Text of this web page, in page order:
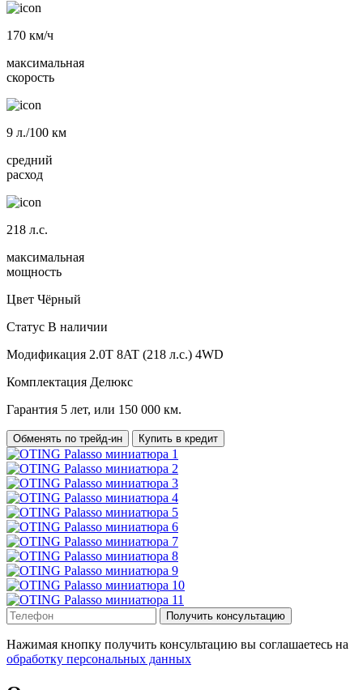
170 км/ч
максимальная
скорость
9 л./100 км
средний
расход
218 л.с.
максимальная
мощность
Цвет Чёрный
Статус В наличии
Модификация 2.0T 8AT (218 л.с.) 4WD
Комплектация Делюкс
Гарантия 5 лет, или 150 000 км.
Обменять по трейд-ин Купить в кредит
Получить консультацию
Нажимая кнопку получить консультацию вы соглашаетесь на
обработку персональных данных